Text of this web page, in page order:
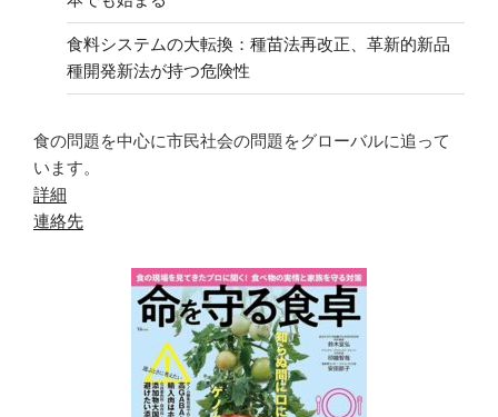
食料システムの大転換：種苗法再改正、革新的新品
種開発新法が持つ危険性
食の問題を中心に市民社会の問題をグローバルに追って
います。
詳細
連絡先